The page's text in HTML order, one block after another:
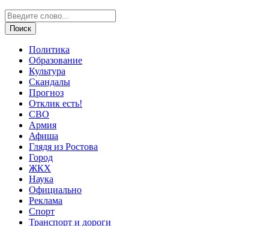
Политика
Образование
Культура
Скандалы
Прогноз
Отклик есть!
СВО
Армия
Афиша
Глядя из Ростова
Город
ЖКХ
Наука
Официально
Реклама
Спорт
Транспорт и дороги